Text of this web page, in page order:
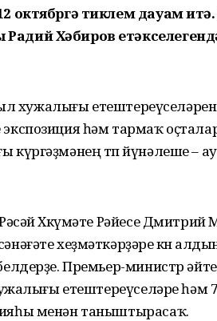
октябргә тиклем дауам итә.
Хәбиров
хужалығы
һәм тармаҡ
төп йүнәлеше –
Хөкүмәте Рәйесе
хеҙмәткәрҙәре көнө
Премьер-министр
етештереүселәре һәм
менән таныштырасаҡ.